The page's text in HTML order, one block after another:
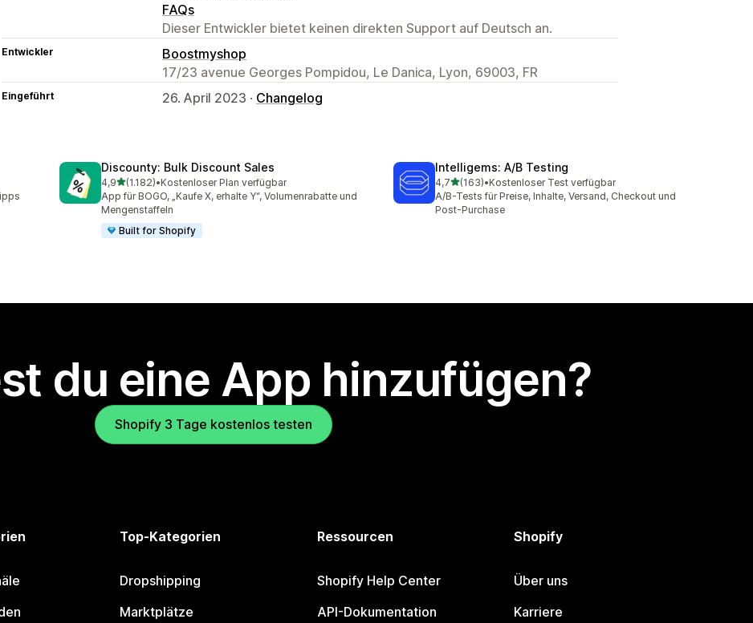
FAQs
Dieser Entwickler bietet keinen direkten Support auf Deutsch an.
Entwickler
Boostmyshop
17/23 avenue Georges Pompidou, Le Danica, Lyon, 69003, FR
Eingeführt 26. April 2023 · Changelog
Discounty: Bulk Discount Sales
4,9von 5 Sternen
(1.182)
1182 Rezensionen insgesamt
•Kostenloser Plan verfügbar
App für BOGO, „Kaufe X, erhalte Y“, Volumenrabatte und
Mengenstaffeln
Built for Shopify
Intelligems: A/B Testing
4,7von 5 Sternen
(163)
163 Rezensionen insgesamt
•Kostenloser Test verfügbar
A/B-Tests für Preise, Inhalte, Versand, Checkout und
Post-Purchase
du eine App hinzufügen?
Shopify 3 Tage kostenlos testen
Top-Kategorien
Dropshipping
Marktplätze
Ressourcen
Shopify Help Center
API-Dokumentation
Shopify
Über uns
Karriere